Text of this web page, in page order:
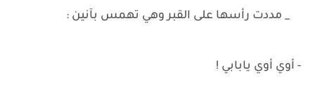
_ مددت رأسها على القبر وهي تهمس بآنين :
- أوي أوي يابابي !